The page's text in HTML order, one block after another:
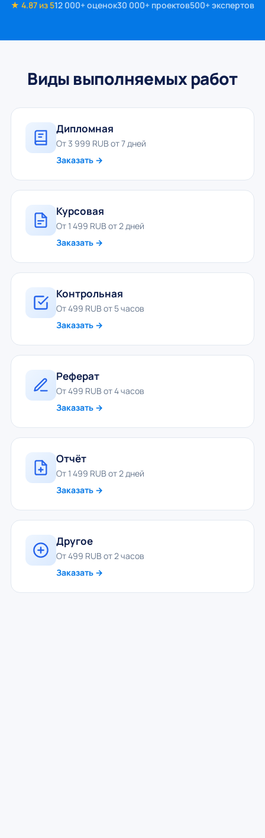
★ 4.87 из 512 000+ оценок30 000+ проектов500+ экспертов
Виды выполняемых работ
Дипломная
От 3 999 RUB от 7 дней
Заказать →
Курсовая
От 1 499 RUB от 2 дней
Заказать →
Контрольная
От 499 RUB от 5 часов
Заказать →
Реферат
От 499 RUB от 4 часов
Заказать →
Отчёт
От 1 499 RUB от 2 дней
Заказать →
Другое
От 499 RUB от 2 часов
Заказать →